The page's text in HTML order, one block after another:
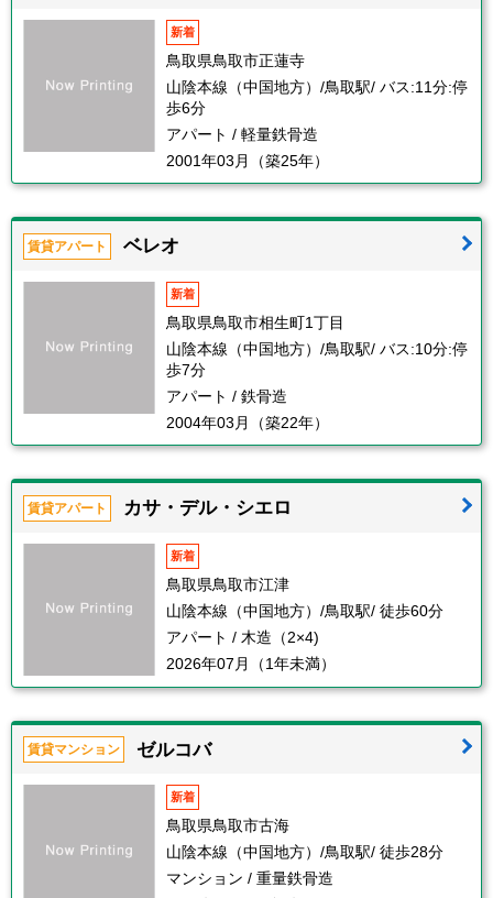
新着
鳥取県鳥取市正蓮寺
山陰本線（中国地方）/鳥取駅/ バス:11分:停
歩6分
アパート / 軽量鉄骨造
2001年03月（築25年）
賃貸アパート ベレオ
新着
鳥取県鳥取市相生町1丁目
山陰本線（中国地方）/鳥取駅/ バス:10分:停
歩7分
アパート / 鉄骨造
2004年03月（築22年）
賃貸アパート カサ・デル・シエロ
新着
鳥取県鳥取市江津
山陰本線（中国地方）/鳥取駅/ 徒歩60分
アパート / 木造（2×4)
2026年07月（1年未満）
賃貸マンション ゼルコバ
新着
鳥取県鳥取市古海
山陰本線（中国地方）/鳥取駅/ 徒歩28分
マンション / 重量鉄骨造